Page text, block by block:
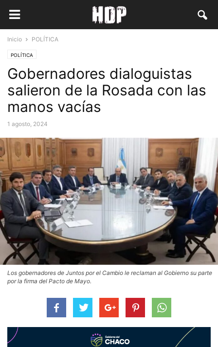
Inicio POLÍTICA
POLÍTICA
Gobernadores dialoguistas
salieron de la Rosada con las
manos vacías
1 agosto, 2024
Los gobernadores de Juntos por el Cambio le reclaman al Gobierno su parte
por la firma del Pacto de Mayo.